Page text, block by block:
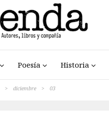
Poesía Historia
> diciembre > 03